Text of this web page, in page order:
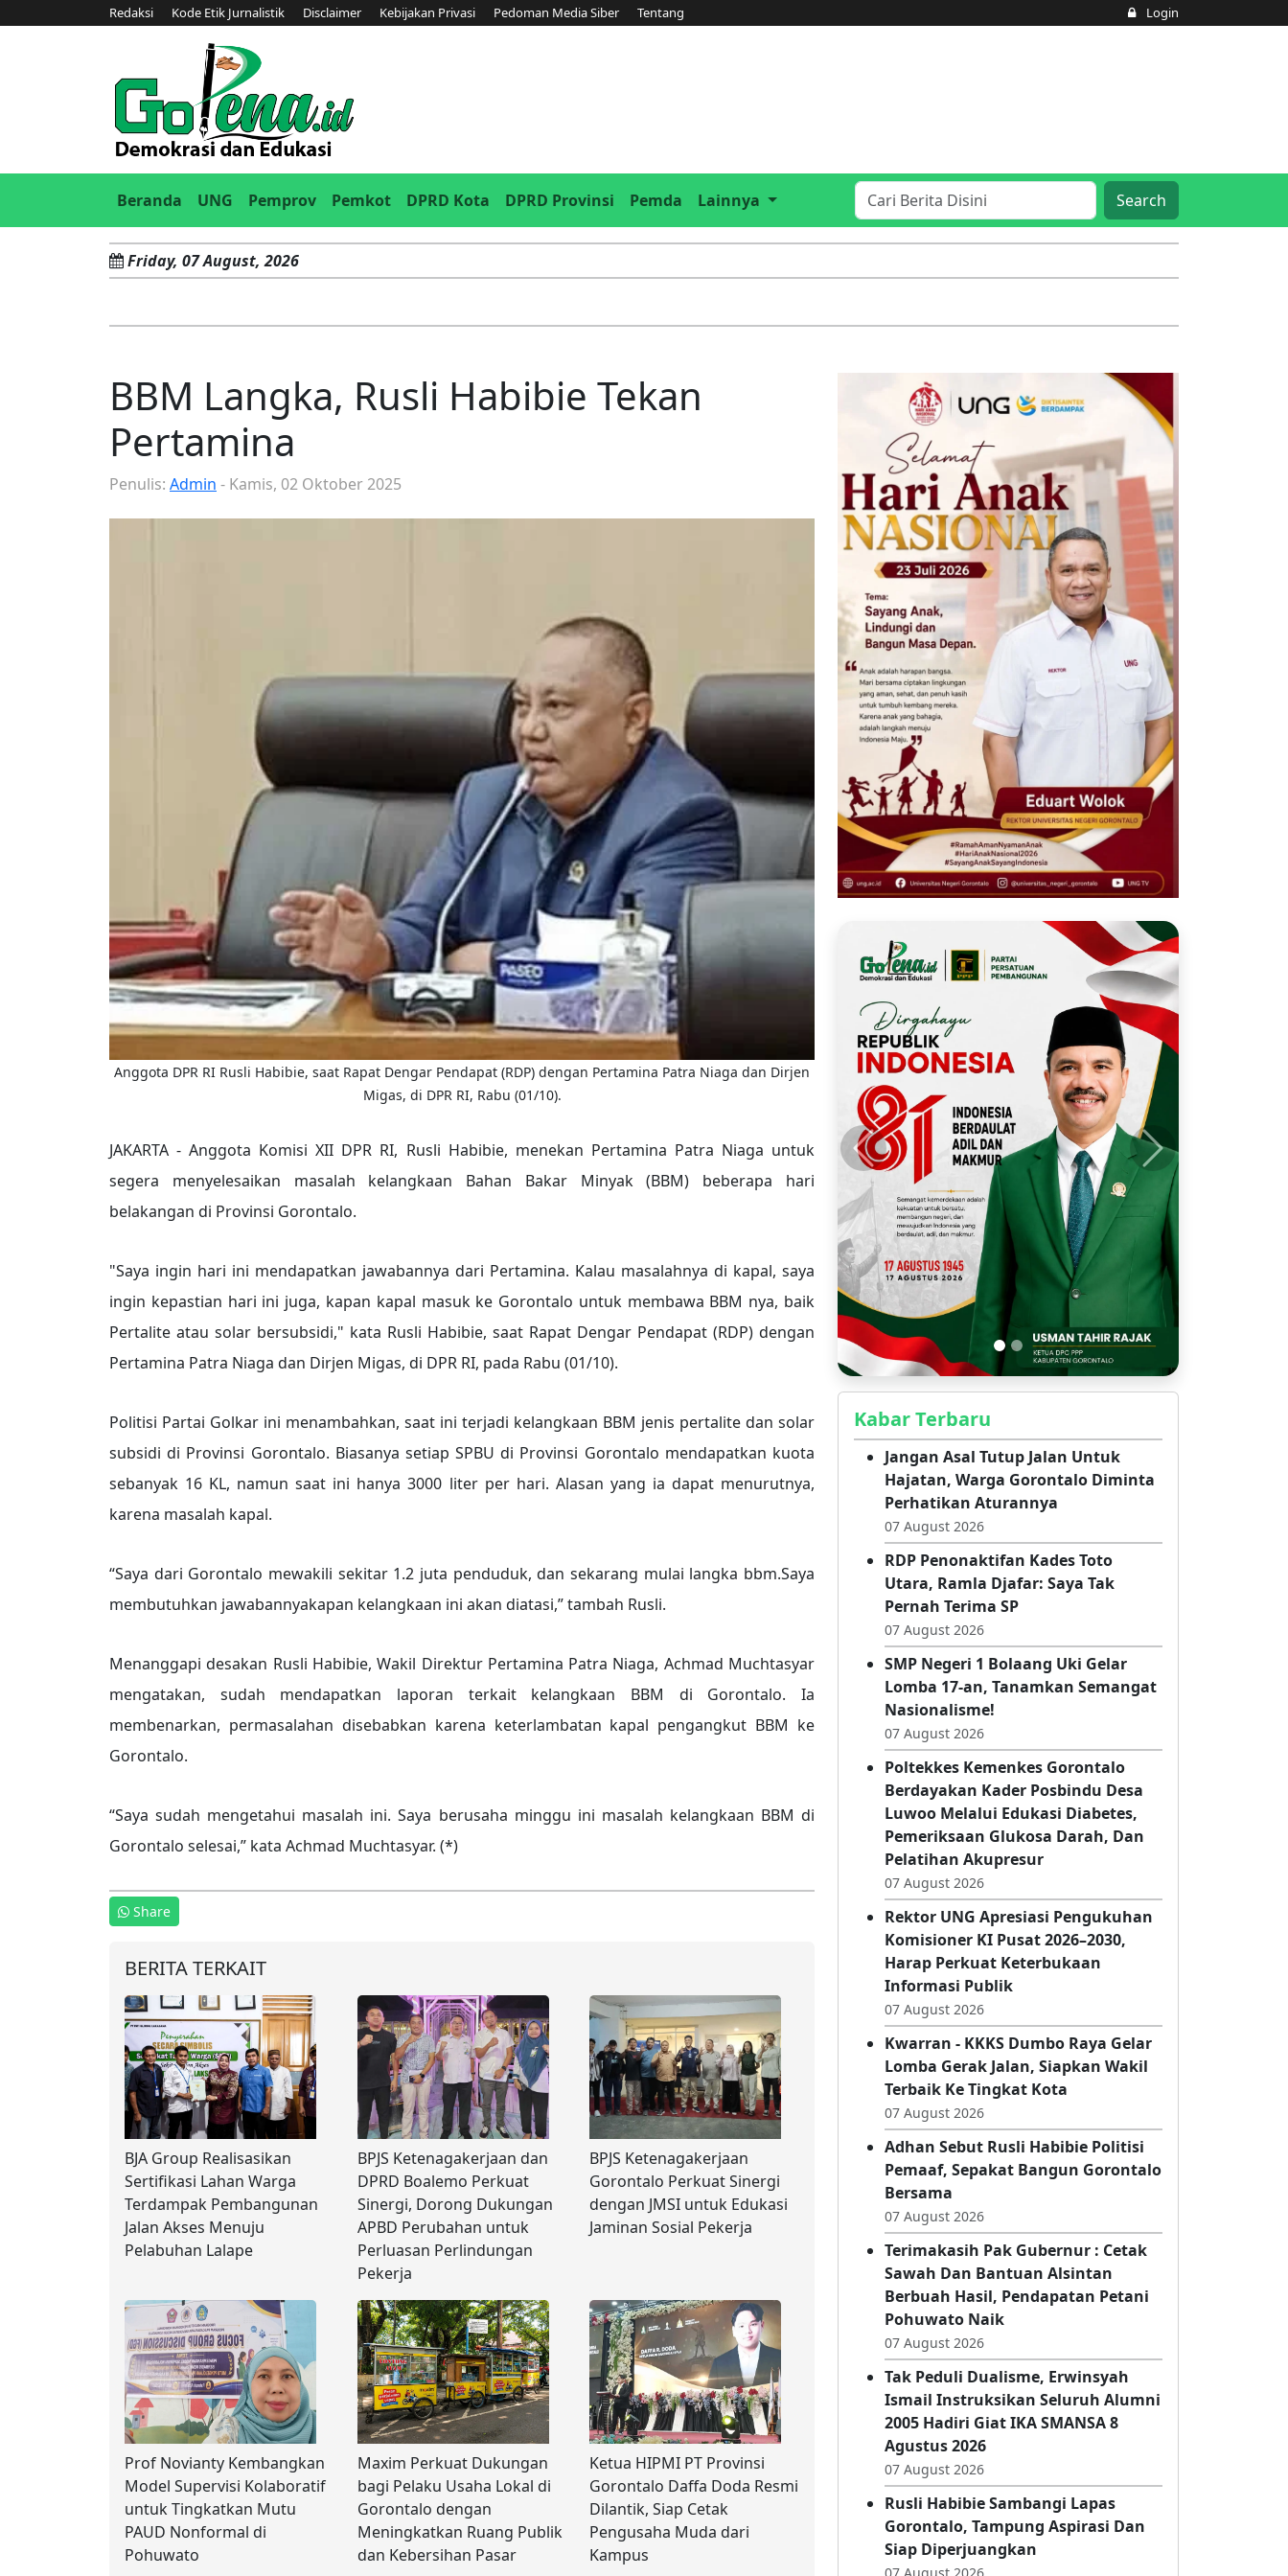
Redaksi Kode Etik Jurnalistik Disclaimer Kebijakan Privasi Pedoman Media Siber Tentang Login
Beranda (current)
UNG Pemprov Pemkot DPRD Kota DPRD Provinsi Pemda Lainnya Search
Friday, 07 August, 2026
BBM Langka, Rusli Habibie Tekan
Pertamina
Penulis: Admin - Kamis, 02 Oktober 2025
Anggota DPR RI Rusli Habibie, saat Rapat Dengar Pendapat (RDP) dengan Pertamina Patra Niaga dan Dirjen
Migas, di DPR RI, Rabu (01/10).
JAKARTA - Anggota Komisi XII DPR RI, Rusli Habibie, menekan Pertamina Patra Niaga untuk
segera menyelesaikan masalah kelangkaan Bahan Bakar Minyak (BBM) beberapa hari
belakangan di Provinsi Gorontalo.
"Saya ingin hari ini mendapatkan jawabannya dari Pertamina. Kalau masalahnya di kapal, saya
ingin kepastian hari ini juga, kapan kapal masuk ke Gorontalo untuk membawa BBM nya, baik
Pertalite atau solar bersubsidi," kata Rusli Habibie, saat Rapat Dengar Pendapat (RDP) dengan
Pertamina Patra Niaga dan Dirjen Migas, di DPR RI, pada Rabu (01/10).
Politisi Partai Golkar ini menambahkan, saat ini terjadi kelangkaan BBM jenis pertalite dan solar
subsidi di Provinsi Gorontalo. Biasanya setiap SPBU di Provinsi Gorontalo mendapatkan kuota
sebanyak 16 KL, namun saat ini hanya 3000 liter per hari. Alasan yang ia dapat menurutnya,
karena masalah kapal.
“Saya dari Gorontalo mewakili sekitar 1.2 juta penduduk, dan sekarang mulai langka bbm.Saya
membutuhkan jawabannyakapan kelangkaan ini akan diatasi,” tambah Rusli.
Menanggapi desakan Rusli Habibie, Wakil Direktur Pertamina Patra Niaga, Achmad Muchtasyar
mengatakan, sudah mendapatkan laporan terkait kelangkaan BBM di Gorontalo. Ia
membenarkan, permasalahan disebabkan karena keterlambatan kapal pengangkut BBM ke
Gorontalo.
“Saya sudah mengetahui masalah ini. Saya berusaha minggu ini masalah kelangkaan BBM di
Gorontalo selesai,” kata Achmad Muchtasyar. (*)
Share
BERITA TERKAIT
BJA Group Realisasikan
Sertifikasi Lahan Warga
Terdampak Pembangunan
Jalan Akses Menuju
Pelabuhan Lalape
BPJS Ketenagakerjaan dan
DPRD Boalemo Perkuat
Sinergi, Dorong Dukungan
APBD Perubahan untuk
Perluasan Perlindungan
Pekerja
BPJS Ketenagakerjaan
Gorontalo Perkuat Sinergi
dengan JMSI untuk Edukasi
Jaminan Sosial Pekerja
Prof Novianty Kembangkan
Model Supervisi Kolaboratif
untuk Tingkatkan Mutu
PAUD Nonformal di
Pohuwato
Maxim Perkuat Dukungan
bagi Pelaku Usaha Lokal di
Gorontalo dengan
Meningkatkan Ruang Publik
dan Kebersihan Pasar
Ketua HIPMI PT Provinsi
Gorontalo Daffa Doda Resmi
Dilantik, Siap Cetak
Pengusaha Muda dari
Kampus
Kabar Terbaru
Jangan Asal Tutup Jalan Untuk
Hajatan, Warga Gorontalo Diminta
Perhatikan Aturannya
07 August 2026
RDP Penonaktifan Kades Toto
Utara, Ramla Djafar: Saya Tak
Pernah Terima SP
07 August 2026
SMP Negeri 1 Bolaang Uki Gelar
Lomba 17-an, Tanamkan Semangat
Nasionalisme!
07 August 2026
Poltekkes Kemenkes Gorontalo
Berdayakan Kader Posbindu Desa
Luwoo Melalui Edukasi Diabetes,
Pemeriksaan Glukosa Darah, Dan
Pelatihan Akupresur
07 August 2026
Rektor UNG Apresiasi Pengukuhan
Komisioner KI Pusat 2026–2030,
Harap Perkuat Keterbukaan
Informasi Publik
07 August 2026
Kwarran - KKKS Dumbo Raya Gelar
Lomba Gerak Jalan, Siapkan Wakil
Terbaik Ke Tingkat Kota
07 August 2026
Adhan Sebut Rusli Habibie Politisi
Pemaaf, Sepakat Bangun Gorontalo
Bersama
07 August 2026
Terimakasih Pak Gubernur : Cetak
Sawah Dan Bantuan Alsintan
Berbuah Hasil, Pendapatan Petani
Pohuwato Naik
07 August 2026
Tak Peduli Dualisme, Erwinsyah
Ismail Instruksikan Seluruh Alumni
2005 Hadiri Giat IKA SMANSA 8
Agustus 2026
07 August 2026
Rusli Habibie Sambangi Lapas